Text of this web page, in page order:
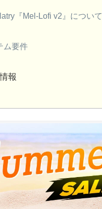
『Mel-Lofi v2』について
ム要件
報